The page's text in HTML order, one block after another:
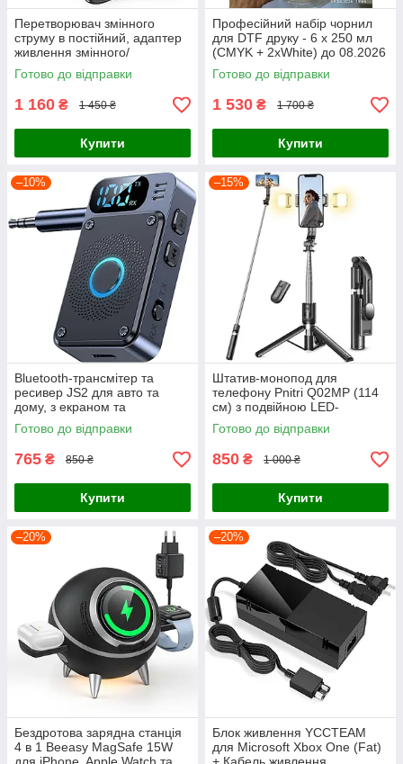
Перетворювач змінного
струму в постійний, адаптер
живлення змінного/
постійного струму 12 В 15 А
180 Вт
Готово до відправки
1 160 ₴ 1 450 ₴
Купити
Професійний набір чорнил
для DTF друку - 6 х 250 мл
(CMYK + 2xWhite) до 08.2026
Готово до відправки
1 530 ₴ 1 700 ₴
Купити
–10%
Bluetooth-трансмітер та
ресивер JS2 для авто та
дому, з екраном та
мікрофоном
Готово до відправки
765 ₴ 850 ₴
Купити
–15%
Штатив-монопод для
телефону Pnitri Q02MP (114
см) з подвійною LED-
підсвіткою та Bluetooth-
пультом, чорний
Готово до відправки
850 ₴ 1 000 ₴
Купити
–20%
Бездротова зарядна станція
4 в 1 Beeasy MagSafe 15W
–20%
Блок живлення YCCTEAM
для Microsoft Xbox One (Fat)